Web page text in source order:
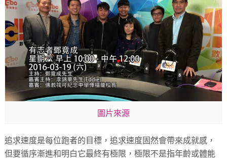
圖片來源
追求速度是每位跑者的目標，追求速度固然會帶來成就感，
但要循序漸進和明白它最終有極限，極限不是指年齡或體能